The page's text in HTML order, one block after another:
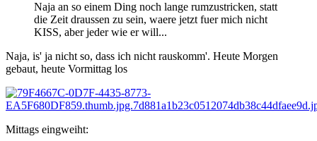
Naja an so einem Ding noch lange rumzustricken, statt
die Zeit draussen zu sein, waere jetzt fuer mich nicht
KISS, aber jeder wie er will...
Naja, is' ja nicht so, dass ich nicht rauskomm'. Heute Morgen
gebaut, heute Vormittag los
Mittags eingweiht: